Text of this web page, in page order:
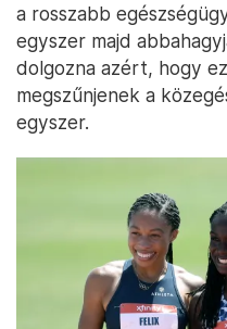
a rosszabb
egyszer majd
dolgozna azért, hogy
megszűnjenek a
egyszer.